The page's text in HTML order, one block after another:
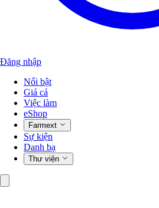
Đăng nhập
Nổi bật
Giá cả
Việc làm
eShop
Farmext
Sự kiện
Danh bạ
Thư viện